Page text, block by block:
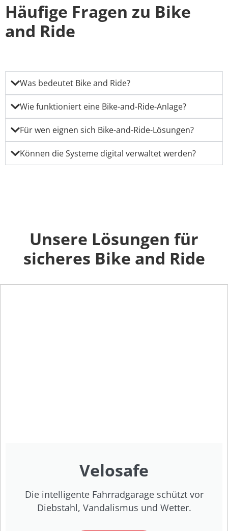
Häufige Fragen zu Bike
and Ride
Was bedeutet Bike and Ride?
Wie funktioniert eine Bike-and-Ride-Anlage?
Für wen eignen sich Bike-and-Ride-Lösungen?
Können die Systeme digital verwaltet werden?
Unsere Lösungen für
sicheres Bike and Ride
Velosafe
Die intelligente Fahrradgarage schützt vor
Diebstahl, Vandalismus und Wetter.